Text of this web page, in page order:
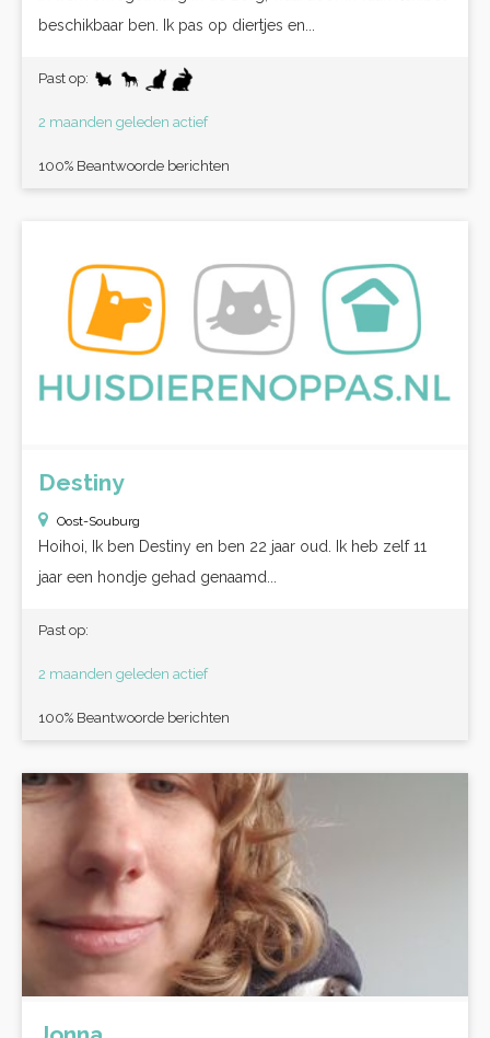
beschikbaar ben. Ik pas op diertjes en...
Past op:
2 maanden geleden actief
100% Beantwoorde berichten
Destiny
Oost-Souburg
Hoihoi, Ik ben Destiny en ben 22 jaar oud. Ik heb zelf 11
jaar een hondje gehad genaamd...
Past op:
2 maanden geleden actief
100% Beantwoorde berichten